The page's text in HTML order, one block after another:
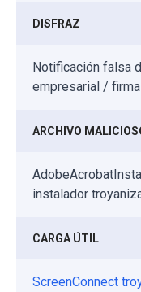
DISFRAZ
Notificación falsa
empresarial /
ARCHIVO
instalador
CARGA ÚTIL
ScreenConnect